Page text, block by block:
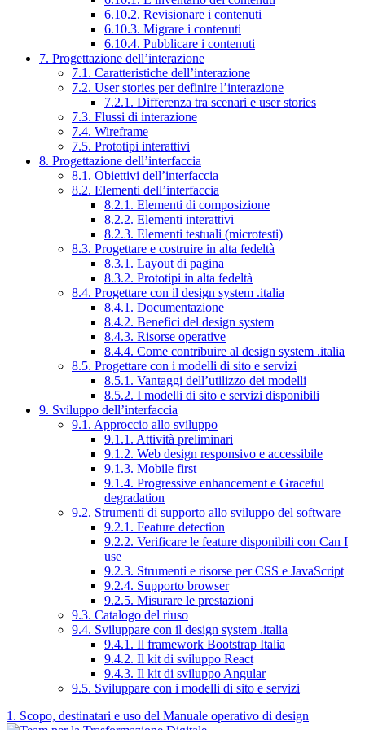
6.10.2. Revisionare i contenuti
6.10.3. Migrare i contenuti
6.10.4. Pubblicare i contenuti
7. Progettazione dell’interazione
7.1. Caratteristiche dell’interazione
7.2. User stories per definire l’interazione
7.2.1. Differenza tra scenari e user stories
7.3. Flussi di interazione
7.4. Wireframe
7.5. Prototipi interattivi
8. Progettazione dell’interfaccia
8.1. Obiettivi dell’interfaccia
8.2. Elementi dell’interfaccia
8.2.1. Elementi di composizione
8.2.2. Elementi interattivi
8.2.3. Elementi testuali (microtesti)
8.3. Progettare e costruire in alta fedeltà
8.3.1. Layout di pagina
8.3.2. Prototipi in alta fedeltà
8.4. Progettare con il design system .italia
8.4.1. Documentazione
8.4.2. Benefici del design system
8.4.3. Risorse operative
8.4.4. Come contribuire al design system .italia
8.5. Progettare con i modelli di sito e servizi
8.5.1. Vantaggi dell’utilizzo dei modelli
8.5.2. I modelli di sito e servizi disponibili
9. Sviluppo dell’interfaccia
9.1. Approccio allo sviluppo
9.1.1. Attività preliminari
9.1.2. Web design responsivo e accessibile
9.1.3. Mobile first
9.1.4. Progressive enhancement e Graceful
degradation
9.2. Strumenti di supporto allo sviluppo del software
9.2.1. Feature detection
9.2.2. Verificare le feature disponibili con Can I
use
9.2.3. Strumenti e risorse per CSS e JavaScript
9.2.4. Supporto browser
9.2.5. Misurare le prestazioni
9.3. Catalogo del riuso
9.4. Sviluppare con il design system .italia
9.4.1. Il framework Bootstrap Italia
9.4.2. Il kit di sviluppo React
9.4.3. Il kit di sviluppo Angular
9.5. Sviluppare con i modelli di sito e servizi
1. Scopo, destinatari e uso del Manuale operativo di design